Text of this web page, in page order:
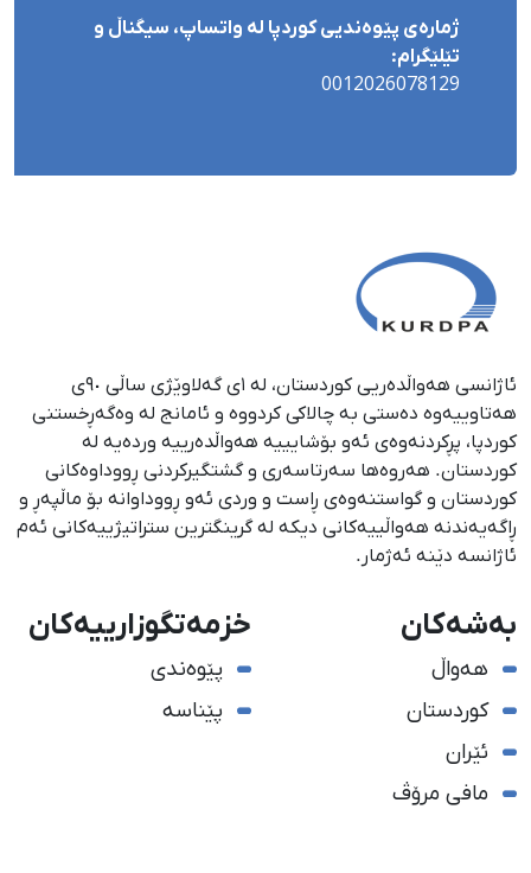
ژمارەی پێوەندیی کوردپا لە واتساپ، سیگناڵ و
تێلێگرام:
0012026078129
ئاژانسی هەواڵدەریی کوردستان، لە ١ی گەلاوێژی ساڵی ٩٠ی
هەتاوییەوە دەستی بە چالاکی کردووە و ئامانج لە وەگەڕخستنی
كوردپا، پڕكردنەوەی ئەو بۆشایییە هەواڵدەرییە وردەیە لە
كوردستان. هەروەها سەرتاسەری و گشتگیركردنی ڕووداوەكانی
كوردستان و گواستنەوەی ڕاست و وردی ئەو ڕووداوانە بۆ ماڵپەڕ و
ڕاگەیەندنە هەواڵییەكانی دیكە لە گرینگترین ستراتیژییەكانی ئەم
ئاژانسە دێنە ئەژمار.
بەشەکان
هەواڵ
کوردستان
ئێران
مافی مرۆڤ
خزمەتگوزارییەکان
پێوەندی
پێناسە